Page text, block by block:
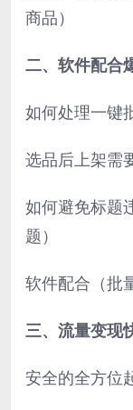
商品）
二、软件配合
如何处理一键
选品后上架需
如何避免标题
题）
软件配合（批
三、流量变现
安全的全方位